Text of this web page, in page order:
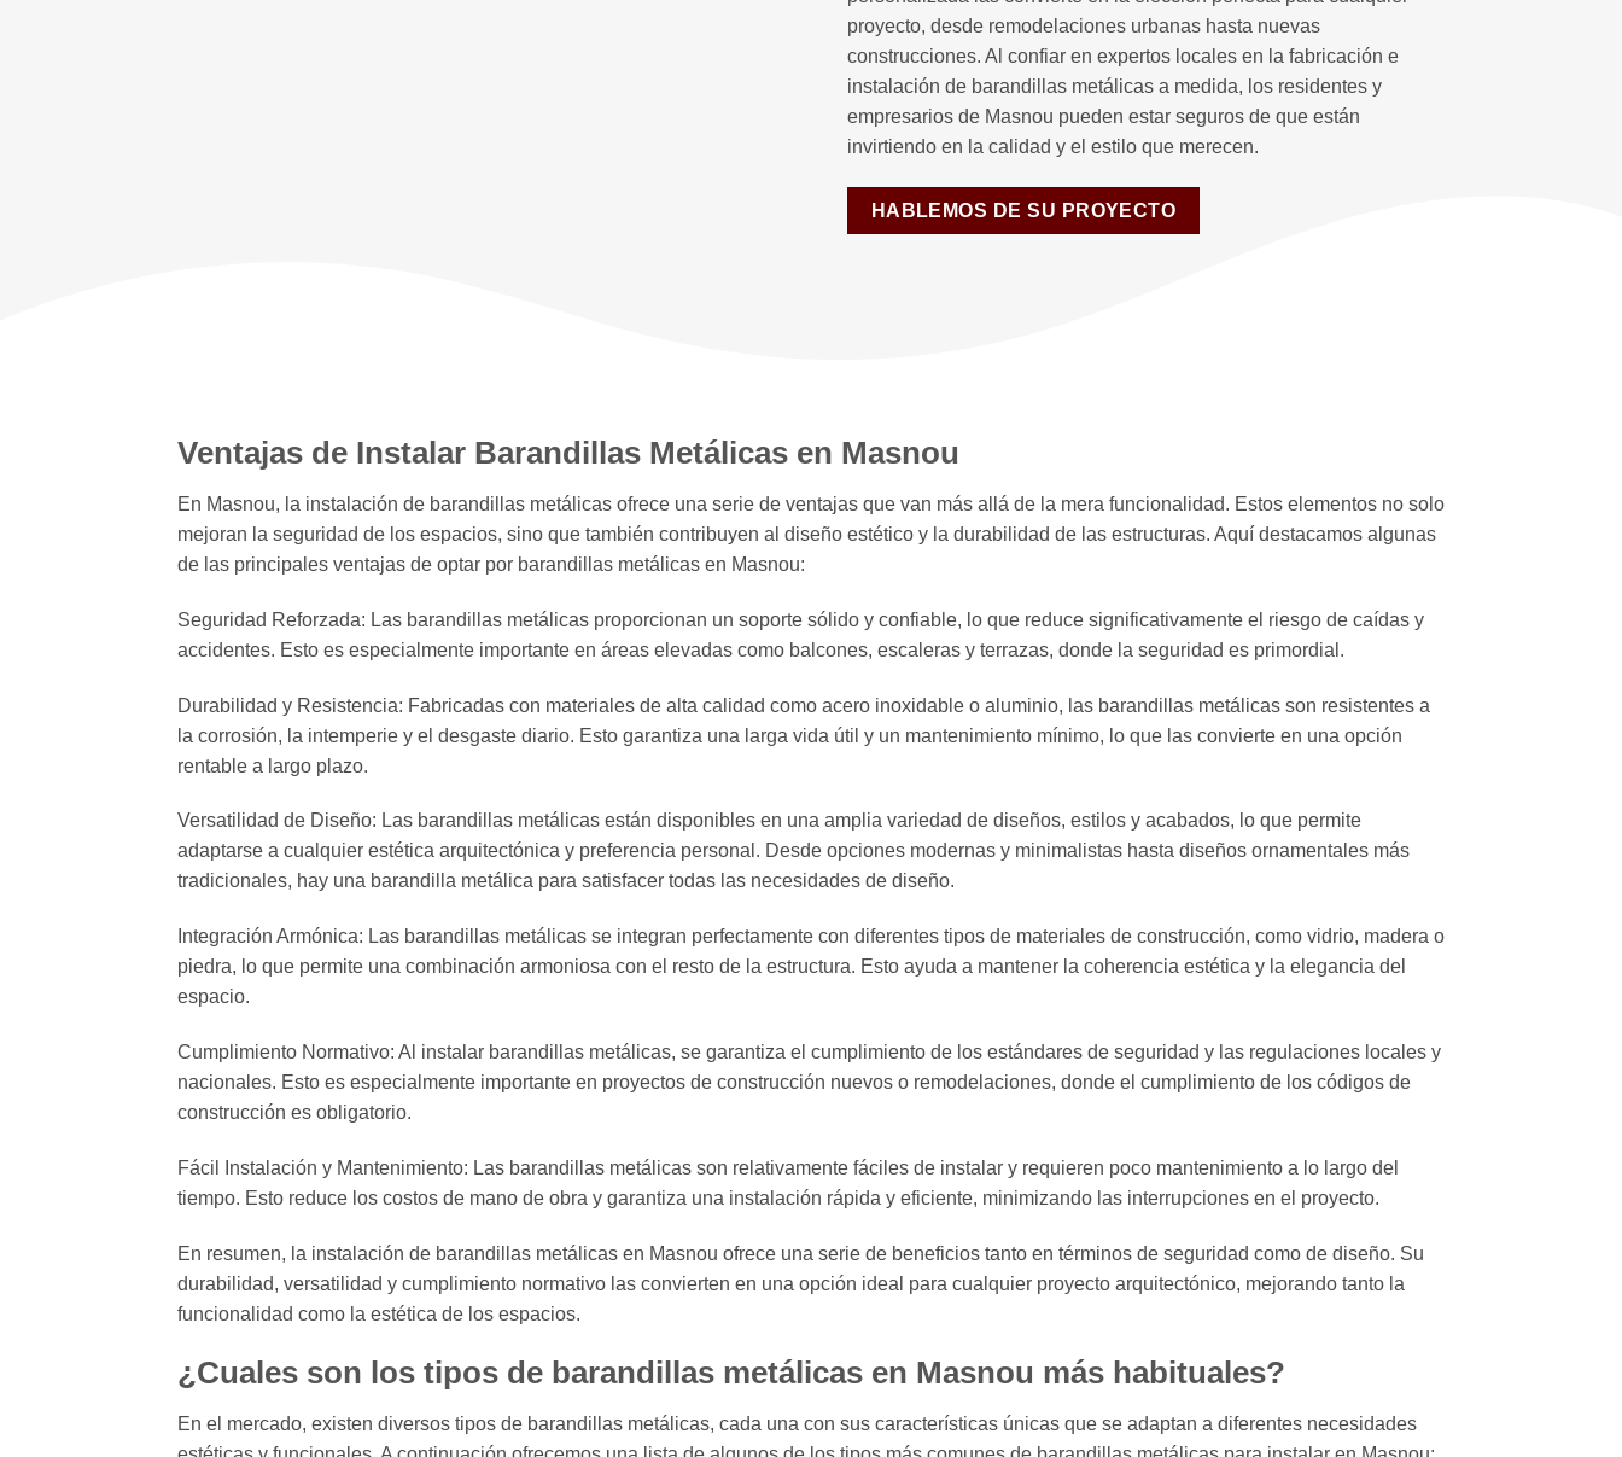
proyecto, desde remodelaciones urbanas hasta nuevas
construcciones. Al confiar en expertos locales en la fabricación e
instalación de barandillas metálicas a medida, los residentes y
empresarios de Masnou pueden estar seguros de que están
invirtiendo en la calidad y el estilo que merecen.
HABLEMOS DE SU PROYECTO
Ventajas de Instalar Barandillas Metálicas en Masnou
En Masnou, la instalación de barandillas metálicas ofrece una serie de ventajas que van más allá de la mera funcionalidad. Estos elementos no solo
mejoran la seguridad de los espacios, sino que también contribuyen al diseño estético y la durabilidad de las estructuras. Aquí destacamos algunas
de las principales ventajas de optar por barandillas metálicas en Masnou:
Seguridad Reforzada: Las barandillas metálicas proporcionan un soporte sólido y confiable, lo que reduce significativamente el riesgo de caídas y
accidentes. Esto es especialmente importante en áreas elevadas como balcones, escaleras y terrazas, donde la seguridad es primordial.
Durabilidad y Resistencia: Fabricadas con materiales de alta calidad como acero inoxidable o aluminio, las barandillas metálicas son resistentes a
la corrosión, la intemperie y el desgaste diario. Esto garantiza una larga vida útil y un mantenimiento mínimo, lo que las convierte en una opción
rentable a largo plazo.
Versatilidad de Diseño: Las barandillas metálicas están disponibles en una amplia variedad de diseños, estilos y acabados, lo que permite
adaptarse a cualquier estética arquitectónica y preferencia personal. Desde opciones modernas y minimalistas hasta diseños ornamentales más
tradicionales, hay una barandilla metálica para satisfacer todas las necesidades de diseño.
Integración Armónica: Las barandillas metálicas se integran perfectamente con diferentes tipos de materiales de construcción, como vidrio, madera o
piedra, lo que permite una combinación armoniosa con el resto de la estructura. Esto ayuda a mantener la coherencia estética y la elegancia del
espacio.
Cumplimiento Normativo: Al instalar barandillas metálicas, se garantiza el cumplimiento de los estándares de seguridad y las regulaciones locales y
nacionales. Esto es especialmente importante en proyectos de construcción nuevos o remodelaciones, donde el cumplimiento de los códigos de
construcción es obligatorio.
Fácil Instalación y Mantenimiento: Las barandillas metálicas son relativamente fáciles de instalar y requieren poco mantenimiento a lo largo del
tiempo. Esto reduce los costos de mano de obra y garantiza una instalación rápida y eficiente, minimizando las interrupciones en el proyecto.
En resumen, la instalación de barandillas metálicas en Masnou ofrece una serie de beneficios tanto en términos de seguridad como de diseño. Su
durabilidad, versatilidad y cumplimiento normativo las convierten en una opción ideal para cualquier proyecto arquitectónico, mejorando tanto la
funcionalidad como la estética de los espacios.
¿Cuales son los tipos de barandillas metálicas en Masnou más habituales?
En el mercado, existen diversos tipos de barandillas metálicas, cada una con sus características únicas que se adaptan a diferentes necesidades